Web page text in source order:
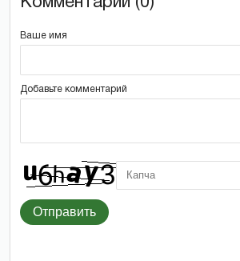
Ваше имя
Добавьте комментарий
Отправить